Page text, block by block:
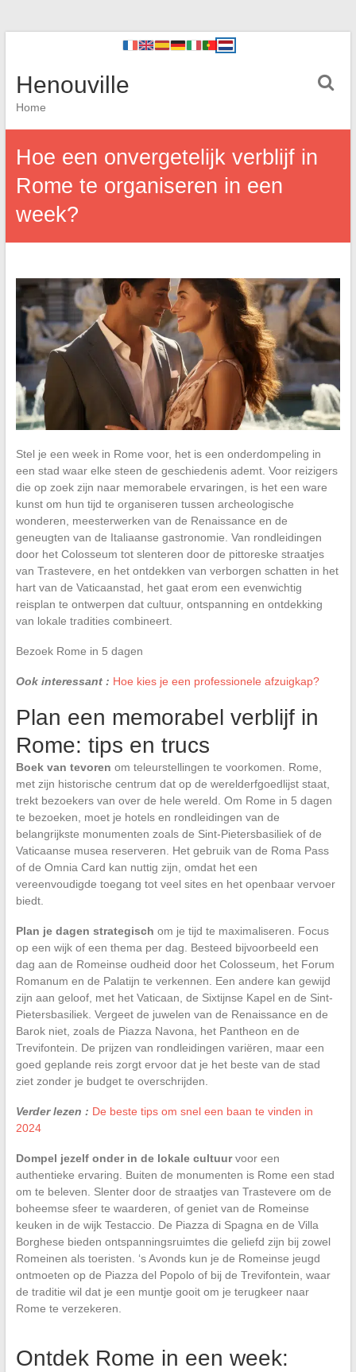
Henouville
Home
Hoe een onvergetelijk verblijf in
Rome te organiseren in een
week?
Stel je een week in Rome voor, het is een onderdompeling in
een stad waar elke steen de geschiedenis ademt. Voor reizigers
die op zoek zijn naar memorabele ervaringen, is het een ware
kunst om hun tijd te organiseren tussen archeologische
wonderen, meesterwerken van de Renaissance en de
geneugten van de Italiaanse gastronomie. Van rondleidingen
door het Colosseum tot slenteren door de pittoreske straatjes
van Trastevere, en het ontdekken van verborgen schatten in het
hart van de Vaticaanstad, het gaat erom een evenwichtig
reisplan te ontwerpen dat cultuur, ontspanning en ontdekking
van lokale tradities combineert.
Bezoek Rome in 5 dagen
Ook interessant : Hoe kies je een professionele afzuigkap?
Plan een memorabel verblijf in
Rome: tips en trucs
Boek van tevoren om teleurstellingen te voorkomen. Rome,
met zijn historische centrum dat op de werelderfgoedlijst staat,
trekt bezoekers van over de hele wereld. Om Rome in 5 dagen
te bezoeken, moet je hotels en rondleidingen van de
belangrijkste monumenten zoals de Sint-Pietersbasiliek of de
Vaticaanse musea reserveren. Het gebruik van de Roma Pass
of de Omnia Card kan nuttig zijn, omdat het een
vereenvoudigde toegang tot veel sites en het openbaar vervoer
biedt.
Plan je dagen strategisch om je tijd te maximaliseren. Focus
op een wijk of een thema per dag. Besteed bijvoorbeeld een
dag aan de Romeinse oudheid door het Colosseum, het Forum
Romanum en de Palatijn te verkennen. Een andere kan gewijd
zijn aan geloof, met het Vaticaan, de Sixtijnse Kapel en de Sint-
Pietersbasiliek. Vergeet de juwelen van de Renaissance en de
Barok niet, zoals de Piazza Navona, het Pantheon en de
Trevifontein. De prijzen van rondleidingen variëren, maar een
goed geplande reis zorgt ervoor dat je het beste van de stad
ziet zonder je budget te overschrijden.
Verder lezen : De beste tips om snel een baan te vinden in
2024
Dompel jezelf onder in de lokale cultuurvoor een
authentieke ervaring. Buiten de monumenten is Rome een stad
om te beleven. Slenter door de straatjes van Trastevere om de
boheemse sfeer te waarderen, of geniet van de Romeinse
keuken in de wijk Testaccio. De Piazza di Spagna en de Villa
Borghese bieden ontspanningsruimtes die geliefd zijn bij zowel
Romeinen als toeristen. ‘s Avonds kun je de Romeinse jeugd
ontmoeten op de Piazza del Popolo of bij de Trevifontein, waar
de traditie wil dat je een muntje gooit om je terugkeer naar
Rome te verzekeren.
Ontdek Rome in een week: